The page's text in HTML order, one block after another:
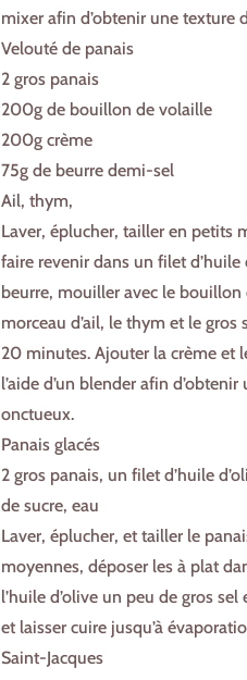
mixer afin d’obtenir une texture
Velouté de panais
2 gros panais
200g de bouillon de volaille
200g crème
75g de beurre demi-sel
Ail, thym,
Laver, éplucher, tailler en petits
faire revenir dans un filet d’huile
beurre, mouiller avec le
morceau d’ail, le thym et le
20 minutes. Ajouter la crème et
l’aide d’un blender afin
onctueux.
Panais glacés
2 gros panais, un filet d’huile
de sucre, eau
Laver, éplucher, et tailler le
moyennes, déposer les à plat
l’huile d’olive un peu de gros sel
et laisser cuire jusqu’à
Saint-Jacques